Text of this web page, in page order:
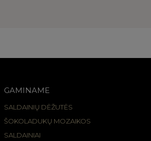
GAMINAME
SALDAINIŲ DĖŽUTĖS
ŠOKOLADUKŲ MOZAIKOS
SALDAINIAI